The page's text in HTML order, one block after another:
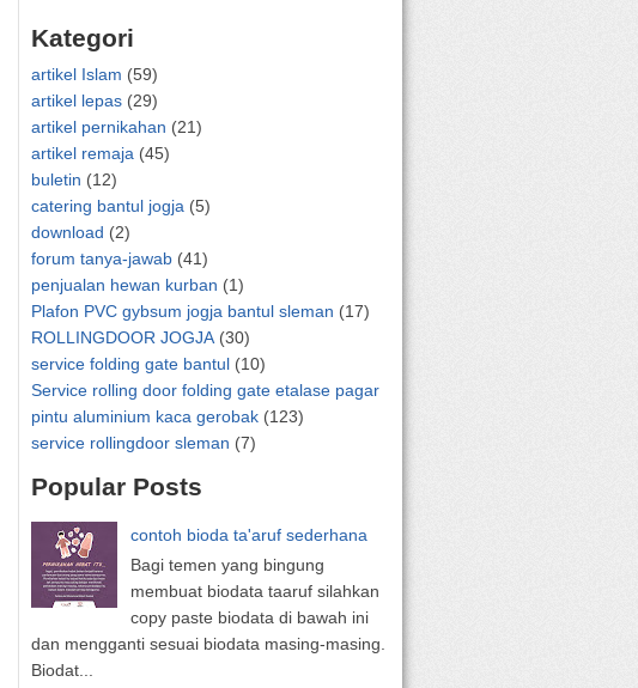
Kategori
artikel Islam (59)
artikel lepas (29)
artikel pernikahan (21)
artikel remaja (45)
buletin (12)
catering bantul jogja (5)
download (2)
forum tanya-jawab (41)
penjualan hewan kurban (1)
Plafon PVC gybsum jogja bantul sleman (17)
ROLLINGDOOR JOGJA (30)
service folding gate bantul (10)
Service rolling door folding gate etalase pagar
pintu aluminium kaca gerobak (123)
service rollingdoor sleman (7)
Popular Posts
contoh bioda ta'aruf sederhana
Bagi temen yang bingung
membuat biodata taaruf silahkan
copy paste biodata di bawah ini
dan mengganti sesuai biodata masing-masing.
Biodat...